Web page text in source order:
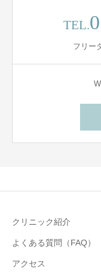
TEL.
フリー
クリニック紹介
よくある質問（FAQ）
アクセス